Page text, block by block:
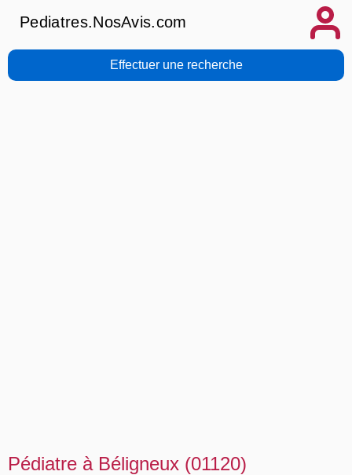
Pediatres.NosAvis.com
Effectuer une recherche
Pédiatre à Béligneux (01120)